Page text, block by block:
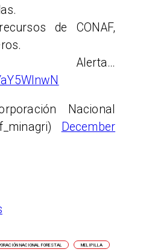
de CONAF,
Nacional
December
NACIONAL FORESTAL MELIPILLA